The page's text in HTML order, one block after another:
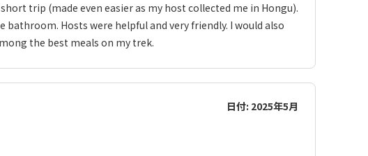
trip (made even easier as my host collected me in Hongu).
bathroom. Hosts were helpful and very friendly. I would also
the best meals on my trek.
日付: 2025年5月